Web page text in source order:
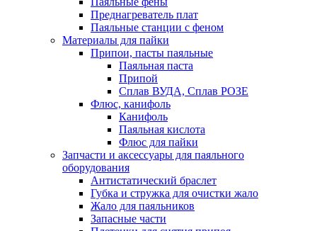
Преднагреватель плат
Паяльные станции с феном
Материалы для пайки
Припои, пасты паяльные
Паяльная паста
Припой
Сплав ВУДА, Сплав РОЗЕ
Флюс, канифоль
Канифоль
Паяльная кислота
Флюс для пайки
Запчасти и аксессуары для паяльного
оборудования
Антистатический браслет
Губка и стружка для очистки жало
Жало для паяльников
Запасные части